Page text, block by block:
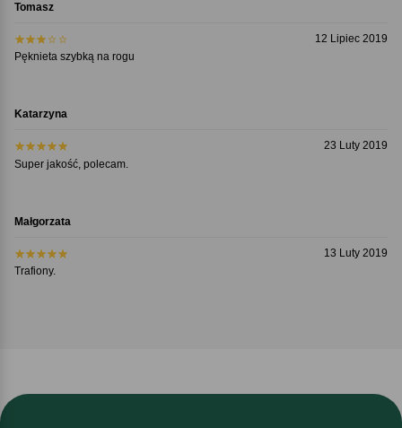
Tomasz
12 Lipiec 2019
Pęknieta szybką na rogu
Katarzyna
23 Luty 2019
Super jakość, polecam.
Małgorzata
13 Luty 2019
Trafiony.